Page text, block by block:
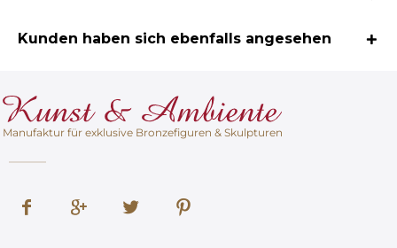
Kunden haben sich ebenfalls angesehen
Manufaktur für exklusive Bronzefiguren & Skulpturen